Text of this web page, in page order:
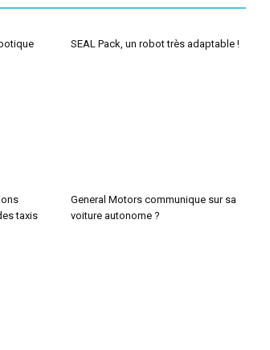
SEAL Pack, un robot très adaptable !
taxis
General Motors communique sur sa
voiture autonome ?